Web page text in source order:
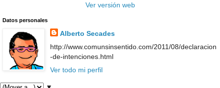
Ver versión web
Datos personales
Alberto Secades
http://www.comunsinsentido.com/2011/08/declaracion
-de-intenciones.html
Ver todo mi perfil